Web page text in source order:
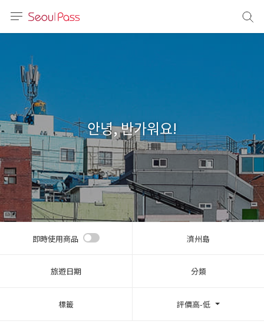
体)
文 (台灣)
안녕, 반가워요!
即時使用商品 濟州島
旅遊日期 分類
標籤 評價高-低